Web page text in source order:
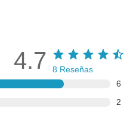
6
2
4.7 8 Reseñas